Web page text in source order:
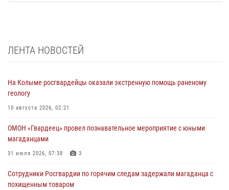
ЛЕНТА НОВОСТЕЙ
На Колыме росгвардейцы оказали экстренную помощь раненому
геологу
10 августа 2026, 02:21
ОМОН «Гвардеец» провел познавательное мероприятие с юными
магаданцами
31 июля 2026, 07:38 3
Сотрудники Росгвардии по горячим следам задержали магаданца с
похищенным товаром